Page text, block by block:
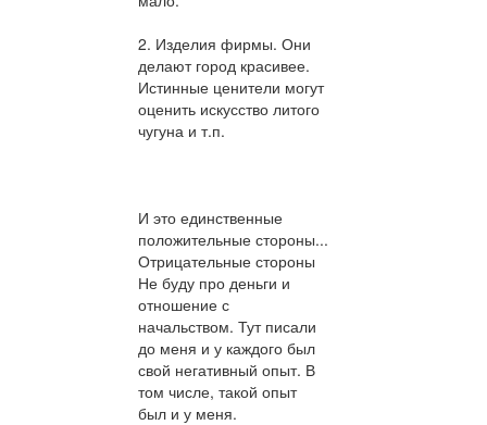
2. Изделия фирмы. Они
делают город красивее.
Истинные ценители могут
оценить искусство литого
чугуна и т.п.
И это единственные
положительные стороны...
Отрицательные стороны
Не буду про деньги и
отношение с
начальством. Тут писали
до меня и у каждого был
свой негативный опыт. В
том числе, такой опыт
был и у меня.